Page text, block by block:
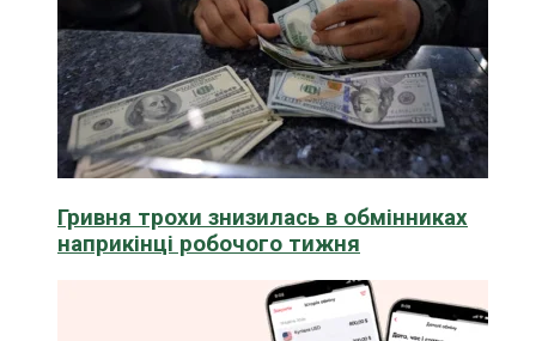
Гривня трохи знизилась в обмінниках
наприкінці робочого тижня